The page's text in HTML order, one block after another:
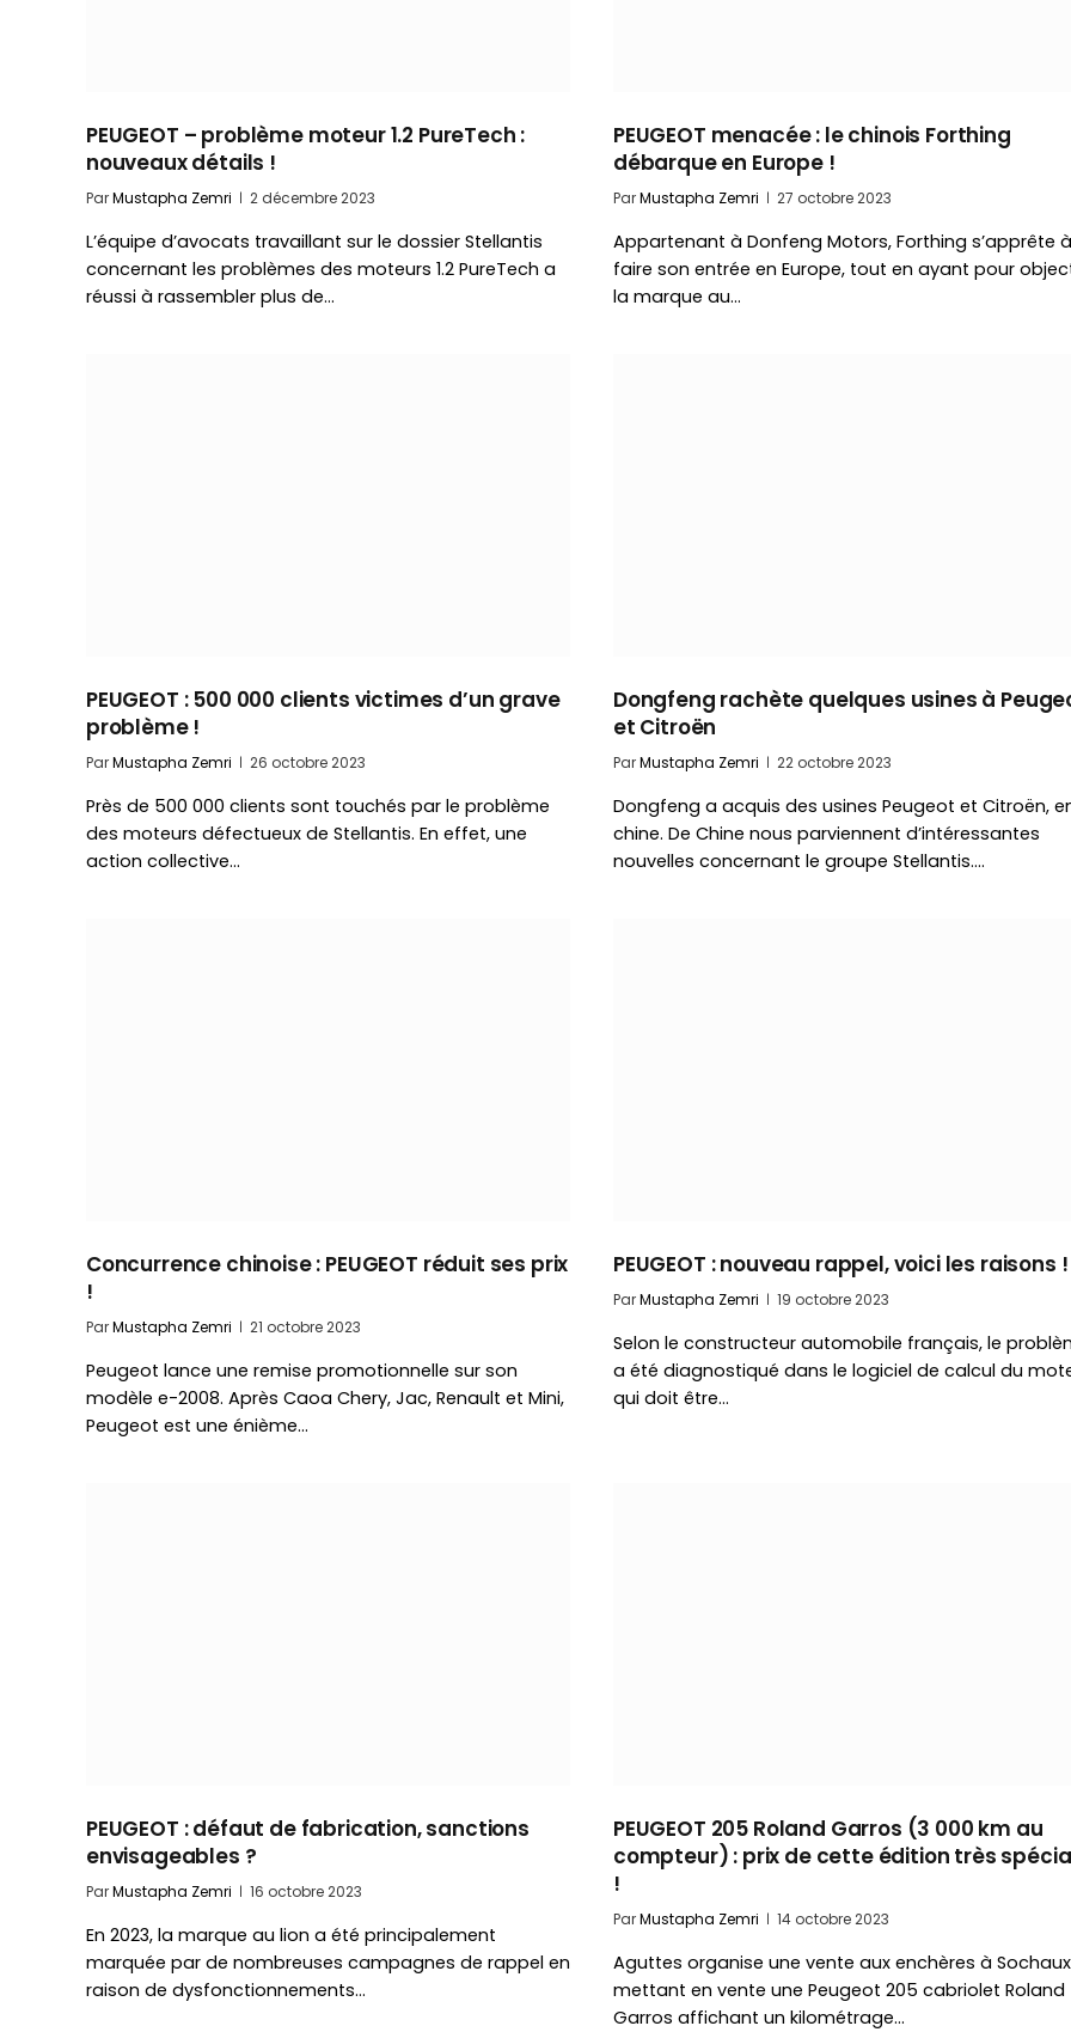
PEUGEOT – problème moteur 1.2 PureTech :
nouveaux détails !
ParMustapha Zemri 2 décembre 2023
L’équipe d’avocats travaillant sur le dossier Stellantis
concernant les problèmes des moteurs 1.2 PureTech a
réussi à rassembler plus de…
PEUGEOT menacée : le chinois Forthing
débarque en Europe !
ParMustapha Zemri 27 octobre 2023
Appartenant à Donfeng Motors, Forthing s’apprête à
faire son entrée en Europe, tout en ayant pour
la marque au…
PEUGEOT : 500 000 clients victimes d’un grave
problème !
ParMustapha Zemri 26 octobre 2023
Près de 500 000 clients sont touchés par le problème
des moteurs défectueux de Stellantis. En effet, une
action collective…
Dongfeng rachète quelques usines à
et Citroën
ParMustapha Zemri 22 octobre 2023
Dongfeng a acquis des usines Peugeot et Citroën,
chine. De Chine nous parviennent d’intéressantes
nouvelles concernant le groupe Stellantis.…
Concurrence chinoise : PEUGEOT réduit ses prix
!
ParMustapha Zemri 21 octobre 2023
Peugeot lance une remise promotionnelle sur son
modèle e-2008. Après Caoa Chery, Jac, Renault et Mini,
Peugeot est une énième…
PEUGEOT : nouveau rappel, voici les raisons !
ParMustapha Zemri 19 octobre 2023
Selon le constructeur automobile français, le
a été diagnostiqué dans le logiciel de calcul du
qui doit être…
PEUGEOT : défaut de fabrication, sanctions
envisageables ?
ParMustapha Zemri 16 octobre 2023
En 2023, la marque au lion a été principalement
marquée par de nombreuses campagnes de rappel en
raison de dysfonctionnements…
PEUGEOT 205 Roland Garros (3 000 km au
compteur) : prix de cette édition très
!
ParMustapha Zemri 14 octobre 2023
Aguttes organise une vente aux enchères à
mettant en vente une Peugeot 205 cabriolet Roland
Garros affichant un kilométrage…